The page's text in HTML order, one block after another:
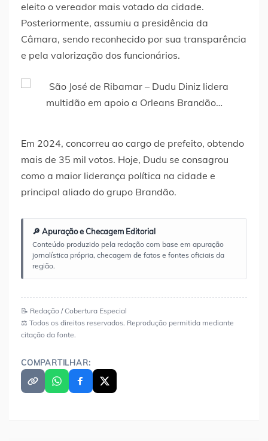
eleito o vereador mais votado da cidade.
Posteriormente, assumiu a presidência da
Câmara, sendo reconhecido por sua transparência
e pela valorização dos funcionários.
Em 2024, concorreu ao cargo de prefeito, obtendo
mais de 35 mil votos. Hoje, Dudu se consagrou
como a maior liderança política na cidade e
principal aliado do grupo Brandão.
🔎 Apuração e Checagem Editorial
Conteúdo produzido pela redação com base em apuração
jornalística própria, checagem de fatos e fontes oficiais da
região.
📝 Redação / Cobertura Especial
⚖️ Todos os direitos reservados. Reprodução permitida mediante
citação da fonte.
COMPARTILHAR: